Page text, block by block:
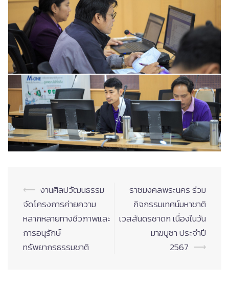
Post
navigation
⟵ งานศิลปวัฒนธรรม
จัดโครงการค่ายความ
หลากหลายทางชีวภาพและ
การอนุรักษ์
ทรัพยากรธรรมชาติ
ราชมงคลพระนคร ร่วม
กิจกรรมเทศน์มหาชาติ
เวสสันดรชาดก เนื่องในวัน
มาฆบูชา ประจำปี
2567 ⟶